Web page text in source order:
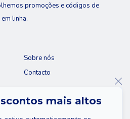
mais altos
promoções e códigos de
linha.
Sobre nós
Contacto